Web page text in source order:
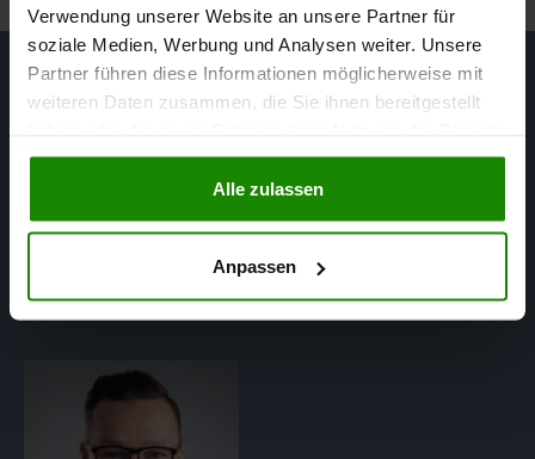
Verwendung unserer Website an unsere Partner für
soziale Medien, Werbung und Analysen weiter. Unsere
Partner führen diese Informationen möglicherweise mit
weiteren Daten zusammen, die Sie ihnen bereitgestellt
gesammelt haben.
Alle zulassen
Anpassen
in Ihrer Region